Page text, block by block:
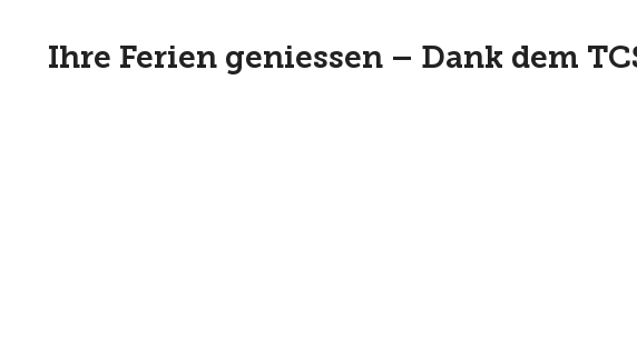
Ihre Ferien geniessen – Dank dem